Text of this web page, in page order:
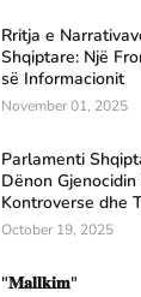
Rritja e
Shqiptare: Një
së Informacionit
November 01, 2025
Parlamenti
Dënon
Kontroverse dhe
October 19, 2025
"𝐌𝐚𝐥𝐥𝐤𝐢𝐦"